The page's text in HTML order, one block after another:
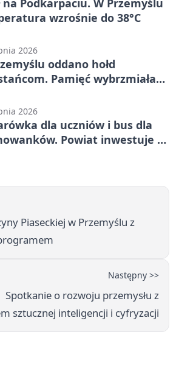
na Podkarpaciu. W Przemyślu
wzrośnie do 38°C
2026
oddano hołd
Pamięć wybrzmiała
2026
dla uczniów i bus dla
Powiat inwestuje w
Piaseckiej w Przemyślu z
Następny >>
Spotkanie o rozwoju przemysłu z
sztucznej inteligencji i cyfryzacji